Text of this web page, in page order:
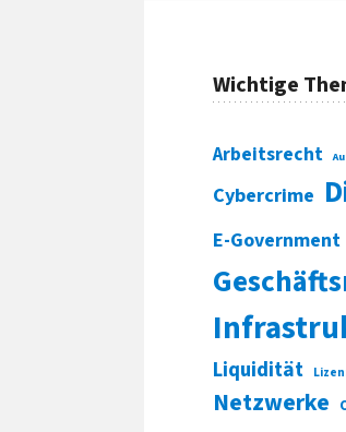
Wichtige
Arbeitsrecht
Cybercrime
E-Government
Liquidität
Netzwerke